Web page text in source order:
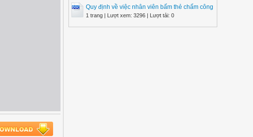
Quy định về việc nhân viên bấm thẻ chấm công
1 trang | Lượt xem: 3296 | Lượt tải: 0